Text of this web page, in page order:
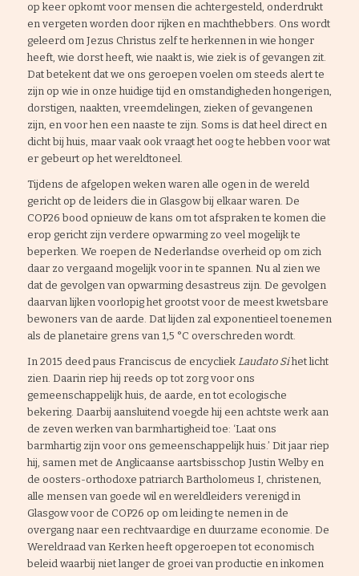
op keer opkomt voor mensen die achtergesteld, onderdrukt
en vergeten worden door rijken en machthebbers. Ons wordt
geleerd om Jezus Christus zelf te herkennen in wie honger
heeft, wie dorst heeft, wie naakt is, wie ziek is of gevangen zit.
Dat betekent dat we ons geroepen voelen om steeds alert te
zijn op wie in onze huidige tijd en omstandigheden hongerigen,
dorstigen, naakten, vreemdelingen, zieken of gevangenen
zijn, en voor hen een naaste te zijn. Soms is dat heel direct en
dicht bij huis, maar vaak ook vraagt het oog te hebben voor wat
er gebeurt op het wereldtoneel.
Tijdens de afgelopen weken waren alle ogen in de wereld
gericht op de leiders die in Glasgow bij elkaar waren. De
COP26 bood opnieuw de kans om tot afspraken te komen die
erop gericht zijn verdere opwarming zo veel mogelijk te
beperken. We roepen de Nederlandse overheid op om zich
daar zo vergaand mogelijk voor in te spannen. Nu al zien we
dat de gevolgen van opwarming desastreus zijn. De gevolgen
daarvan lijken voorlopig het grootst voor de meest kwetsbare
bewoners van de aarde. Dat lijden zal exponentieel toenemen
als de planetaire grens van 1,5 °C overschreden wordt.
In 2015 deed paus Franciscus de encycliek Laudato Sihet licht
zien. Daarin riep hij reeds op tot zorg voor ons
gemeenschappelijk huis, de aarde, en tot ecologische
bekering. Daarbij aansluitend voegde hij een achtste werk aan
de zeven werken van barmhartigheid toe: ‘Laat ons
barmhartig zijn voor ons gemeenschappelijk huis.’ Dit jaar riep
hij, samen met de Anglicaanse aartsbisschop Justin Welby en
de oosters-orthodoxe patriarch Bartholomeus I, christenen,
alle mensen van goede wil en wereldleiders verenigd in
Glasgow voor de COP26 op om leiding te nemen in de
overgang naar een rechtvaardige en duurzame economie. De
Wereldraad van Kerken heeft opgeroepen tot economisch
beleid waarbij niet langer de groei van productie en inkomen